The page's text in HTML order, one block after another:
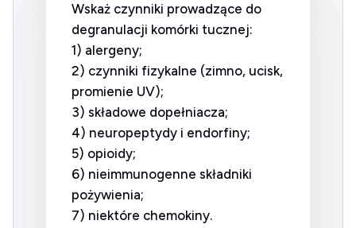
Wskaż czynniki prowadzące do
degranulacji komórki tucznej:
1) alergeny;
2) czynniki fizykalne (zimno, ucisk,
promienie UV);
3) składowe dopełniacza;
4) neuropeptydy i endorfiny;
5) opioidy;
6) nieimmunogenne składniki
pożywienia;
7) niektóre chemokiny.